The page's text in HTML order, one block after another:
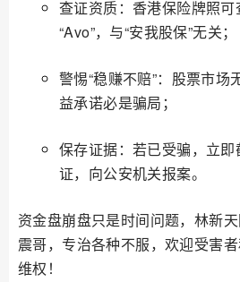
查证资质：香港保险牌照
“Avo”，与“安我股保”无关；
警惕“稳赚不赔”：股票市
益承诺必是骗局；
保存证据：若已受骗，立
证，向公安机关报案。
资金盘崩盘只是时间问题，林新
震哥，专治各种不服，欢迎受害
维权！